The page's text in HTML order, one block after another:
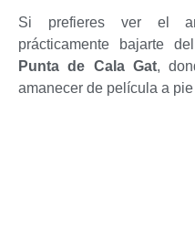
Si prefieres ver el
prácticamente bajarte
Punta de Cala Gat,
amanecer de película a